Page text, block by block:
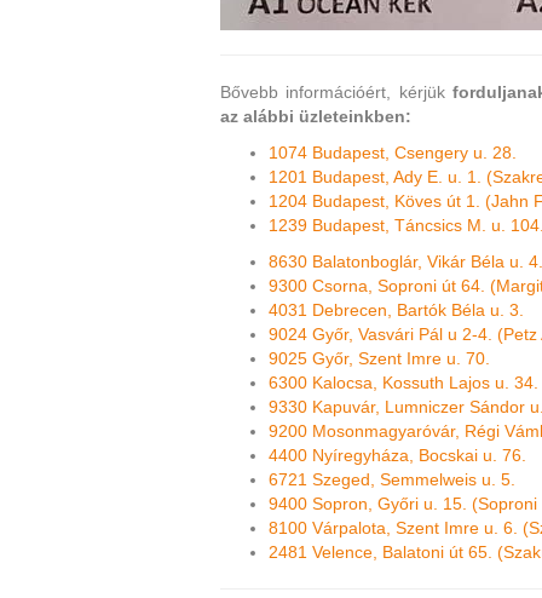
Bővebb információért, kérjük
az alábbi üzleteinkben:
1074 Budapest, Csengery u. 28.
1201 Budapest, Ady E. u. 1.
1204 Budapest, Köves út 1. (Jahn
1239 Budapest, Táncsics M. u.
8630 Balatonboglár, Vikár Béla u.
9300 Csorna, Soproni út 64.
4031 Debrecen, Bartók Béla u. 3.
9024 Győr, Vasvári Pál u 2-4.
9025 Győr, Szent Imre u. 70.
6300 Kalocsa, Kossuth Lajos u.
9330 Kapuvár, Lumniczer Sándor
9200 Mosonmagyaróvár, Régi
4400 Nyíregyháza, Bocskai u. 76.
6721 Szeged, Semmelweis u. 5.
9400 Sopron, Győri u. 15.
8100 Várpalota, Szent Imre u. 6.
2481 Velence, Balatoni út 65.